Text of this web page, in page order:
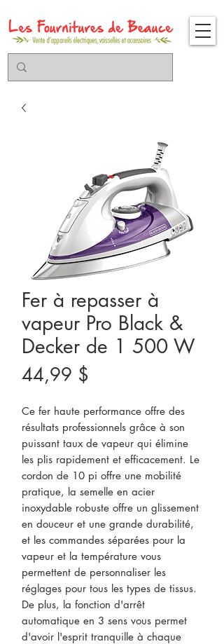
Fer à repasser à
vapeur Pro Black &
Decker de 1 500 W
44,99 $
Ce fer haute performance offre des
résultats professionnels grâce à son
puissant taux de vapeur qui élimine
les plis rapidement et efficacement. Le
cordon de 10 pi offre une mobilité
pratique, la semelle en acier
inoxydable robuste offre un glissement
en douceur et une grande durabilité,
et les commandes séparées pour la
vapeur et la température vous
permettent de personnaliser les
réglages pour tous les types de tissus.
De plus, la fonction d'arrêt
automatique en 3 sens vous permet
d'avoir l'esprit tranquille à chaque